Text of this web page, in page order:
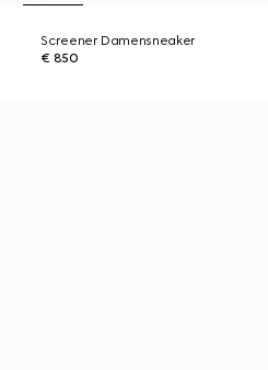
Screener Damensneaker
€ 850